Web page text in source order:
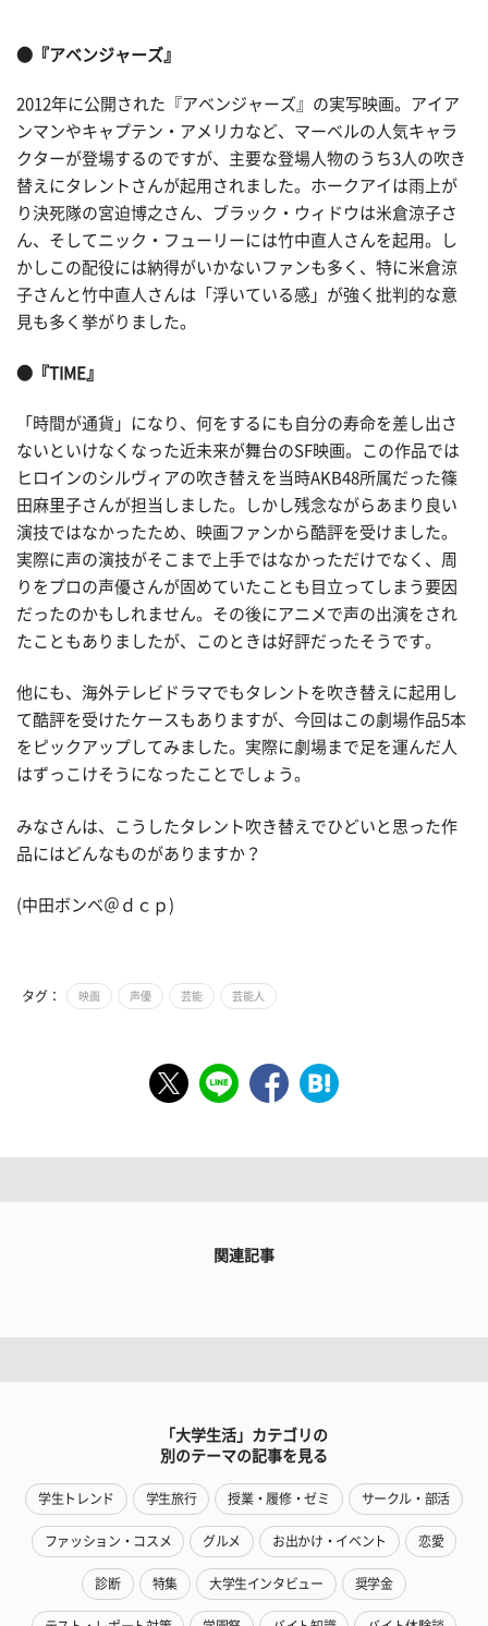
●『アベンジャーズ』
2012年に公開された『アベンジャーズ』の実写映画。アイア
ンマンやキャプテン・アメリカなど、マーベルの人気キャラ
クターが登場するのですが、主要な登場人物のうち3人の吹き
替えにタレントさんが起用されました。ホークアイは雨上が
り決死隊の宮迫博之さん、ブラック・ウィドウは米倉涼子さ
ん、そしてニック・フューリーには竹中直人さんを起用。し
かしこの配役には納得がいかないファンも多く、特に米倉涼
子さんと竹中直人さんは「浮いている感」が強く批判的な意
見も多く挙がりました。
●『TIME』
「時間が通貨」になり、何をするにも自分の寿命を差し出さ
ないといけなくなった近未来が舞台のSF映画。この作品では
ヒロインのシルヴィアの吹き替えを当時AKB48所属だった篠
田麻里子さんが担当しました。しかし残念ながらあまり良い
演技ではなかったため、映画ファンから酷評を受けました。
実際に声の演技がそこまで上手ではなかっただけでなく、周
りをプロの声優さんが固めていたことも目立ってしまう要因
だったのかもしれません。その後にアニメで声の出演をされ
たこともありましたが、このときは好評だったそうです。
他にも、海外テレビドラマでもタレントを吹き替えに起用し
て酷評を受けたケースもありますが、今回はこの劇場作品5本
をピックアップしてみました。実際に劇場まで足を運んだ人
はずっこけそうになったことでしょう。
みなさんは、こうしたタレント吹き替えでひどいと思った作
品にはどんなものがありますか？
(中田ボンベ＠ｄｃｐ)
タグ： 映画 声優 芸能 芸能人
関連記事
「大学生活」カテゴリの
別のテーマの記事を見る
学生トレンド 学生旅行 授業・履修・ゼミ サークル・部活
ファッション・コスメ グルメ お出かけ・イベント 恋愛
診断 特集 大学生インタビュー 奨学金